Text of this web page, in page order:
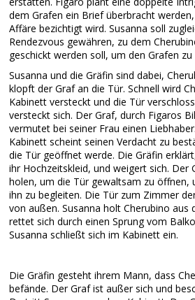
dem Grafen ein Brief überbracht
Affäre bezichtigt wird. Susanna soll
Rendezvous gewähren, zu dem
geschickt werden soll, um den Grafen zu
Susanna und die Gräfin sind dabei,
klopft der Graf an die Tür. Schnell wird
Kabinett versteckt und die Tür
versteckt sich. Der Graf, durch Figaros
vermutet bei seiner Frau einen
Kabinett scheint seinen Verdacht zu
die Tür geöffnet werde. Die Gräfin
ihr Hochzeitskleid, und weigert sich. Der
holen, um die Tür gewaltsam zu öffnen,
ihn zu begleiten. Die Tür zum Zimmer
von außen. Susanna holt Cherubino aus
rettet sich durch einen Sprung vom
Susanna schließt sich im Kabinett ein.
Die Gräfin gesteht ihrem Mann, dass
befände. Der Graf ist außer sich und